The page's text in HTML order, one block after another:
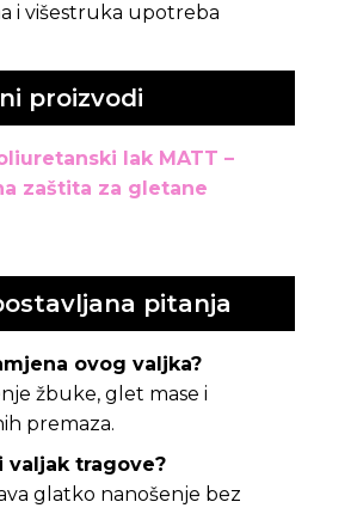
i višestruka upotreba
proizvodi
lak MATT –
zaštita za gletane
pitanja
ovog valjka?
žbuke, glet mase i
premaza.
valjak tragove?
glatko nanošenje bez